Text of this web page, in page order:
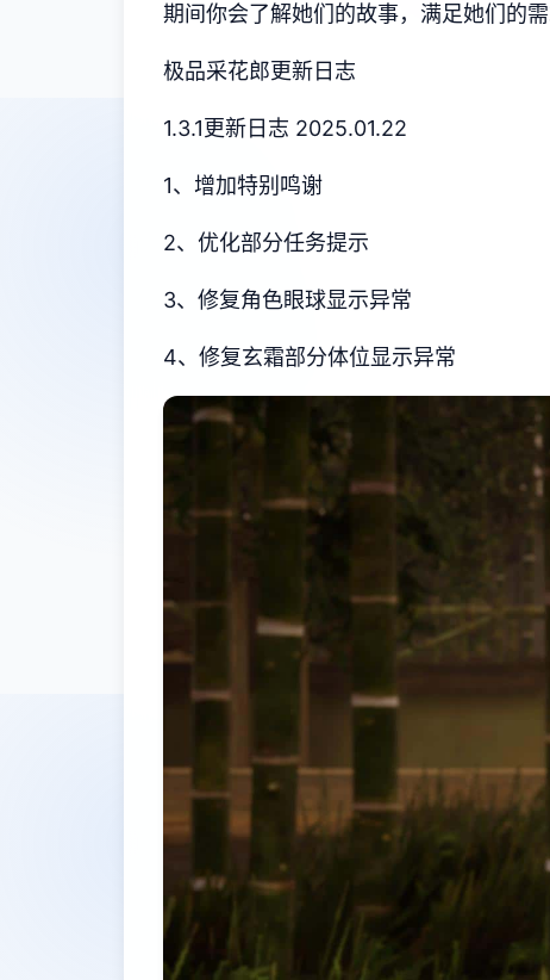
期间你会了解她们的故事，满足她们的
极品采花郎更新日志
1.3.1更新日志 2025.01.22
1、增加特别鸣谢
2、优化部分任务提示
3、修复角色眼球显示异常
4、修复玄霜部分体位显示异常